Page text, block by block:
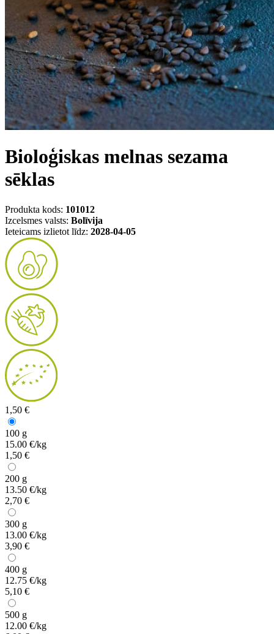
Bioloģiskas melnas sezama
sēklas
Produkta kods: 101012
Izcelsmes valsts: Bolīvija
Ieteicams izlietot līdz: 2028-04-05
1,50 €
100 g
15.00 €/kg
1,50 €
200 g
13.50 €/kg
2,70 €
300 g
13.00 €/kg
3,90 €
400 g
12.75 €/kg
5,10 €
500 g
12.00 €/kg